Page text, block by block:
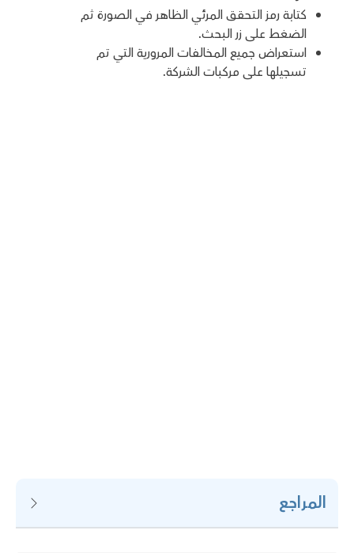
كتابة رمز التحقق المرئي الظاهر في الصورة ثم
الضغط على زر البحث.
استعراض جميع المخالفات المرورية التي تم
تسجيلها على مركبات الشركة.
المراجع